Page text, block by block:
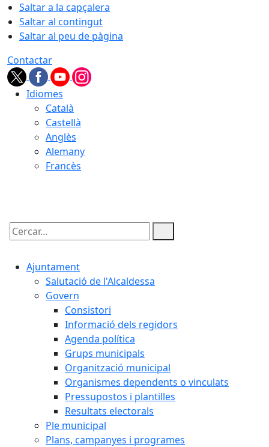
Saltar a la capçalera
Saltar al contingut
Saltar al peu de pàgina
Contactar
Idiomes
Català
Castellà
Anglès
Alemany
Francès
Cercar:
Ajuntament
Salutació de l'Alcaldessa
Govern
Consistori
Informació dels regidors
Agenda política
Grups municipals
Organització municipal
Organismes dependents o vinculats
Pressupostos i plantilles
Resultats electorals
Ple municipal
Plans, campanyes i programes